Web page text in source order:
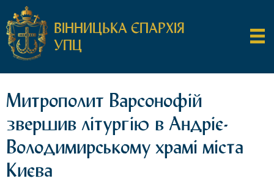
ВІННИЦЬКА ЄПАРХІЯ
УПЦ
Митрополит Варсонофій
звершив літургію в Андріє-
Володимирському храмі міста
Києва